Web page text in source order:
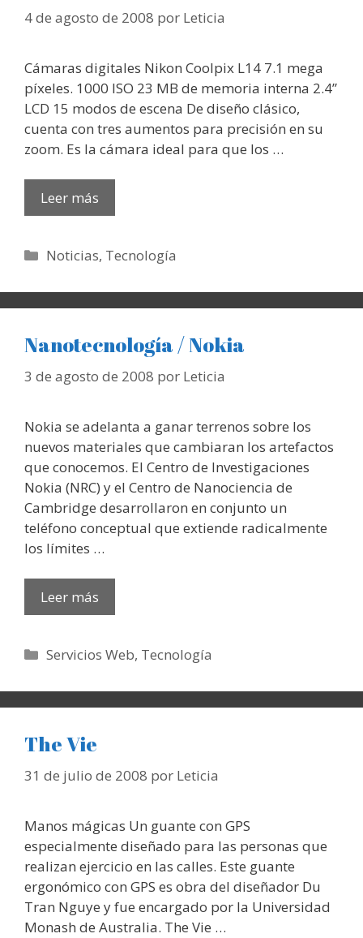
4 de agosto de 2008 por Leticia
Cámaras digitales Nikon Coolpix L14 7.1 mega
píxeles. 1000 ISO 23 MB de memoria interna 2.4”
LCD 15 modos de escena De diseño clásico,
cuenta con tres aumentos para precisión en su
zoom. Es la cámara ideal para que los …
Leer más
Categorías
Noticias, Tecnología
Nanotecnología / Nokia
3 de agosto de 2008 por Leticia
Nokia se adelanta a ganar terrenos sobre los
nuevos materiales que cambiaran los artefactos
que conocemos. El Centro de Investigaciones
Nokia (NRC) y el Centro de Nanociencia de
Cambridge desarrollaron en conjunto un
teléfono conceptual que extiende radicalmente
los límites …
Leer más
Categorías
Servicios Web, Tecnología
The Vie
31 de julio de 2008 por Leticia
Manos mágicas Un guante con GPS
especialmente diseñado para las personas que
realizan ejercicio en las calles. Este guante
ergonómico con GPS es obra del diseñador Du
Tran Nguye y fue encargado por la Universidad
Monash de Australia. The Vie …